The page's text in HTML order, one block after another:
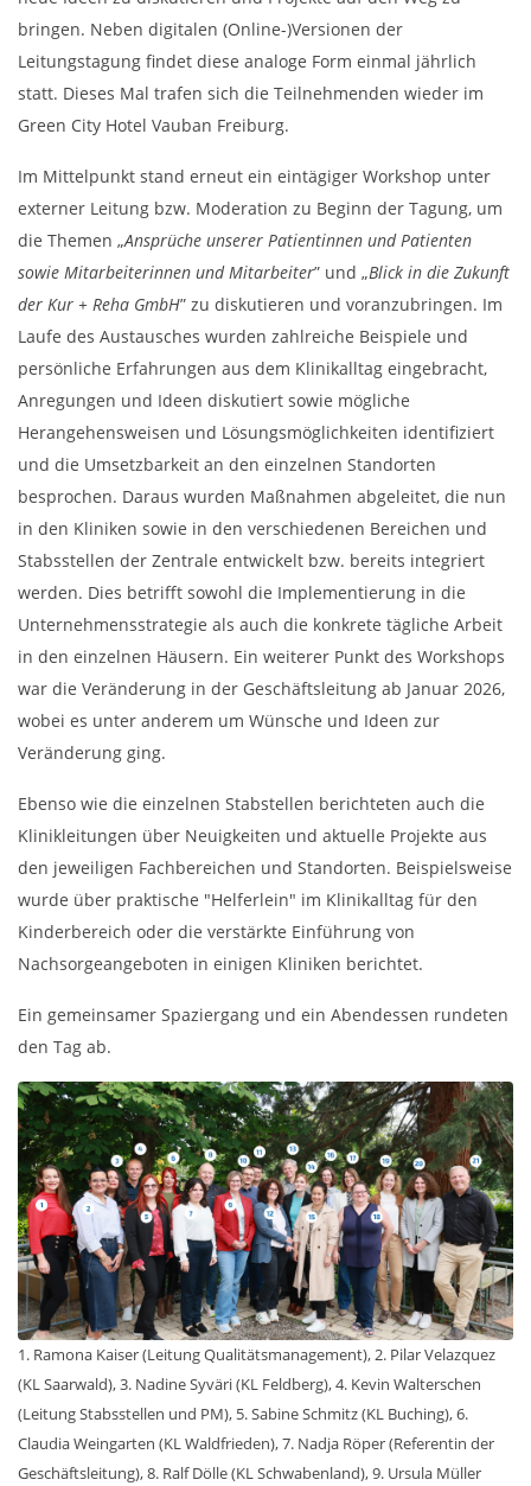
bringen. Neben digitalen (Online-)Versionen der
Leitungstagung findet diese analoge Form einmal jährlich
statt. Dieses Mal trafen sich die Teilnehmenden wieder im
Green City Hotel Vauban Freiburg.
Im Mittelpunkt stand erneut ein eintägiger Workshop unter
externer Leitung bzw. Moderation zu Beginn der Tagung, um
die Themen „Ansprüche unserer Patientinnen und Patienten
sowie Mitarbeiterinnen und Mitarbeiter” und „Blick in die Zukunft
der Kur + Reha GmbH” zu diskutieren und voranzubringen. Im
Laufe des Austausches wurden zahlreiche Beispiele und
persönliche Erfahrungen aus dem Klinikalltag eingebracht,
Anregungen und Ideen diskutiert sowie mögliche
Herangehensweisen und Lösungsmöglichkeiten identifiziert
und die Umsetzbarkeit an den einzelnen Standorten
besprochen. Daraus wurden Maßnahmen abgeleitet, die nun
in den Kliniken sowie in den verschiedenen Bereichen und
Stabsstellen der Zentrale entwickelt bzw. bereits integriert
werden. Dies betrifft sowohl die Implementierung in die
Unternehmensstrategie als auch die konkrete tägliche Arbeit
in den einzelnen Häusern. Ein weiterer Punkt des Workshops
war die Veränderung in der Geschäftsleitung ab Januar 2026,
wobei es unter anderem um Wünsche und Ideen zur
Veränderung ging.
Ebenso wie die einzelnen Stabstellen berichteten auch die
Klinikleitungen über Neuigkeiten und aktuelle Projekte aus
den jeweiligen Fachbereichen und Standorten. Beispielsweise
wurde über praktische "Helferlein" im Klinikalltag für den
Kinderbereich oder die verstärkte Einführung von
Nachsorgeangeboten in einigen Kliniken berichtet.
Ein gemeinsamer Spaziergang und ein Abendessen rundeten
den Tag ab.
1. Ramona Kaiser (Leitung Qualitätsmanagement), 2. Pilar Velazquez
(KL Saarwald), 3. Nadine Syväri (KL Feldberg), 4. Kevin Walterschen
(Leitung Stabsstellen und PM), 5. Sabine Schmitz (KL Buching), 6.
Claudia Weingarten (KL Waldfrieden), 7. Nadja Röper (Referentin der
Geschäftsleitung), 8. Ralf Dölle (KL Schwabenland), 9. Ursula Müller